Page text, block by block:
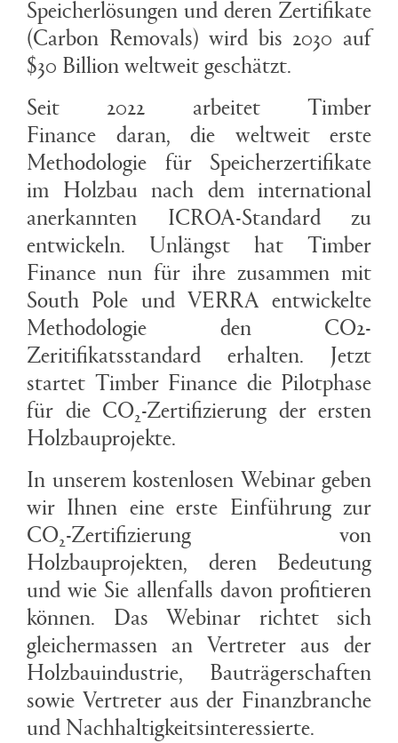
Speicherlösungen und deren Zertifikate
(Carbon Removals) wird bis 2030 auf
$30 Billion weltweit geschätzt.
Seit 2022 arbeitet Timber
Finance daran, die weltweit erste
Methodologie für Speicherzertifikate
im Holzbau nach dem international
anerkannten ICROA-Standard zu
entwickeln. Unlängst hat Timber
Finance nun für ihre zusammen mit
South Pole und VERRA entwickelte
Methodologie den CO2-
Zeritifikatsstandard erhalten. Jetzt
startet Timber Finance die Pilotphase
für die CO2-Zertifizierung der ersten
Holzbauprojekte.
In unserem kostenlosen Webinar geben
wir Ihnen eine erste Einführung zur
CO2-Zertifizierung von
Holzbauprojekten, deren Bedeutung
und wie Sie allenfalls davon profitieren
können. Das Webinar richtet sich
gleichermassen an Vertreter aus der
Holzbauindustrie, Bauträgerschaften
sowie Vertreter aus der Finanzbranche
und Nachhaltigkeitsinteressierte.